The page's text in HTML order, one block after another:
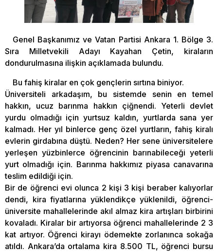
Genel Başkanımız ve Vatan Partisi Ankara 1. Bölge 3.
Sıra Milletvekili Adayı Kayahan Çetin, kiraların
dondurulmasına ilişkin açıklamada bulundu.
Bu fahiş kiralar en çok gençlerin sırtına biniyor.
Üniversiteli arkadaşım, bu sistemde senin en temel
hakkın, ucuz barınma hakkın çiğnendi. Yeterli devlet
yurdu olmadığı için yurtsuz kaldın, yurtlarda sana yer
kalmadı. Her yıl binlerce genç özel yurtların, fahiş kiralı
evlerin girdabına düştü. Neden? Her sene üniversitelere
yerleşen yüzbinlerce öğrencinin barınabileceği yeterli
yurt olmadığı için. Barınma hakkımız piyasa canavarına
teslim edildiği için.
Bir de öğrenci evi olunca 2 kişi 3 kişi beraber kalıyorlar
dendi, kira fiyatlarına yüklendikçe yüklenildi, öğrenci-
üniversite mahallelerinde akıl almaz kira artışları birbirini
kovaladı. Kiralar bir artıyorsa öğrenci mahallelerinde 2 3
kat artıyor. Öğrenci kirayı ödemekte zorlanınca sokağa
atıldı. Ankara’da ortalama kira 8.500 TL, öğrenci bursu